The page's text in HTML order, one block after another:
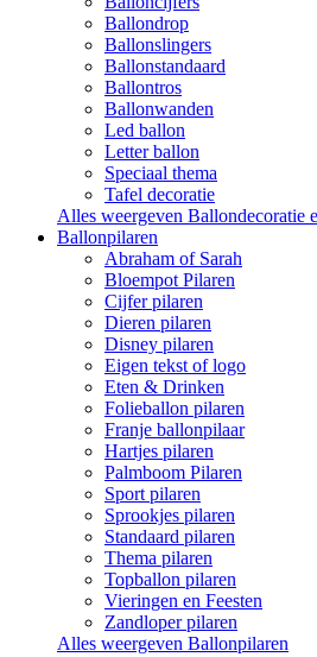
Ballondrop
Ballonslingers
Ballonstandaard
Ballontros
Ballonwanden
Led ballon
Letter ballon
Speciaal thema
Tafel decoratie
Alles weergeven Ballondecoratie
Ballonpilaren
Abraham of Sarah
Bloempot Pilaren
Cijfer pilaren
Dieren pilaren
Disney pilaren
Eigen tekst of logo
Eten & Drinken
Folieballon pilaren
Franje ballonpilaar
Hartjes pilaren
Palmboom Pilaren
Sport pilaren
Sprookjes pilaren
Standaard pilaren
Thema pilaren
Topballon pilaren
Vieringen en Feesten
Zandloper pilaren
Alles weergeven Ballonpilaren